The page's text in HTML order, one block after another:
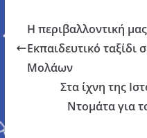
Η περιβαλλοντική
Εκπαιδευτικό ταξίδι
Μολάων
Στα ίχνη της
Ντομάτα για